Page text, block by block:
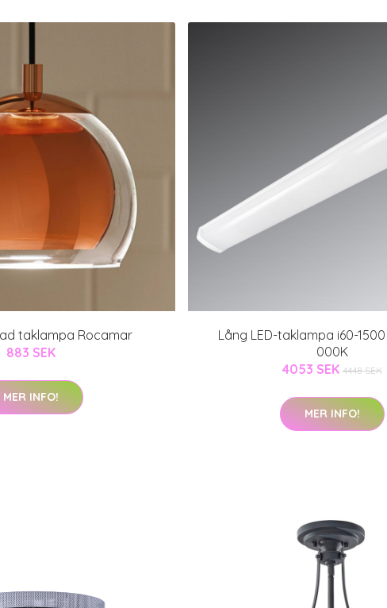
taklampa Rocamar
883 SEK
MER INFO!
Lång LED-taklampa i60-
000K
4053 SEK 4448 SEK
MER INFO!